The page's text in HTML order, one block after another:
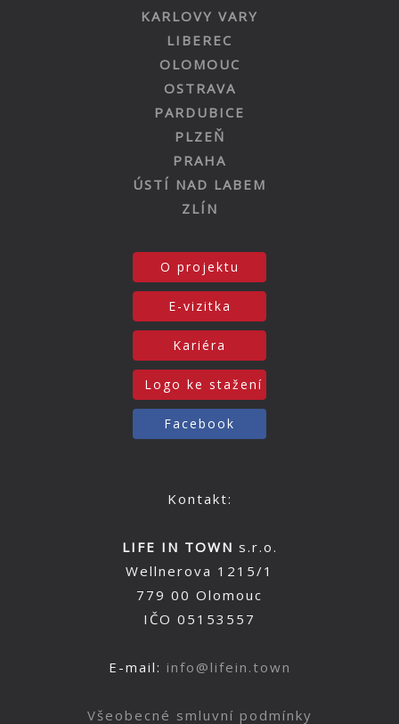
KARLOVY VARY
LIBEREC
OLOMOUC
OSTRAVA
PARDUBICE
PLZEŇ
PRAHA
ÚSTÍ NAD LABEM
ZLÍN
O projektu
E-vizitka
Kariéra
Logo ke stažení
Facebook
Kontakt:
LIFE IN TOWN s.r.o.
Wellnerova 1215/1
779 00 Olomouc
IČO 05153557
E-mail: info@lifein.town
Všeobecné smluvní podmínky